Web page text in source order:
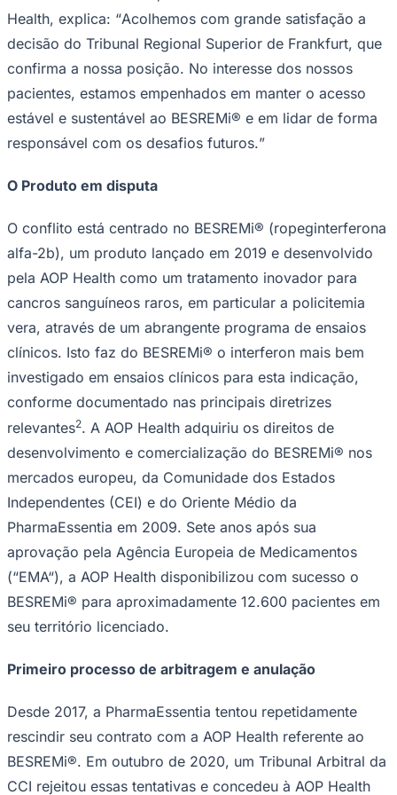
Ceará
Goiás
a PharmaEssentia Corp.
(“PharmaEssentia”). A decisão confirma a
sentença que considerou a empresa
taiwanesa responsável por certos danos.
Este comunicado de imprensa inclui multimédia. Veja o
comunicado completo aqui:
https://www.businesswire.com/news/home/20260424
337105/pt/
Portrait Dr. Rudolf Widmann, Founder AOP Health Credit:
AOP Health/Daniel Ospelt
O Dr. Rudolf Widmann, um dos dois fundadores da AOP
Health, explica: “Acolhemos com grande satisfação a
decisão do Tribunal Regional Superior de Frankfurt, que
confirma a nossa posição. No interesse dos nossos
pacientes, estamos empenhados em manter o acesso
estável e sustentável ao BESREMi® e em lidar de forma
responsável com os desafios futuros.”
O Produto em disputa
O conflito está centrado no BESREMi® (ropeginterferona
pela AOP Health como um tratamento inovador para
vera, através de um abrangente programa de ensaios
clínicos. Isto faz do BESREMi® o interferon mais bem
investigado em ensaios clínicos para esta indicação,
conforme documentado nas principais diretrizes